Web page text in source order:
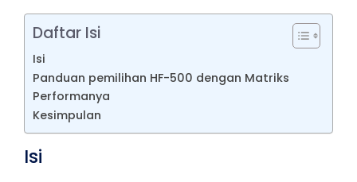
Daftar Isi
Isi
Panduan pemilihan HF-500 dengan Matriks
Performanya
Kesimpulan
Isi